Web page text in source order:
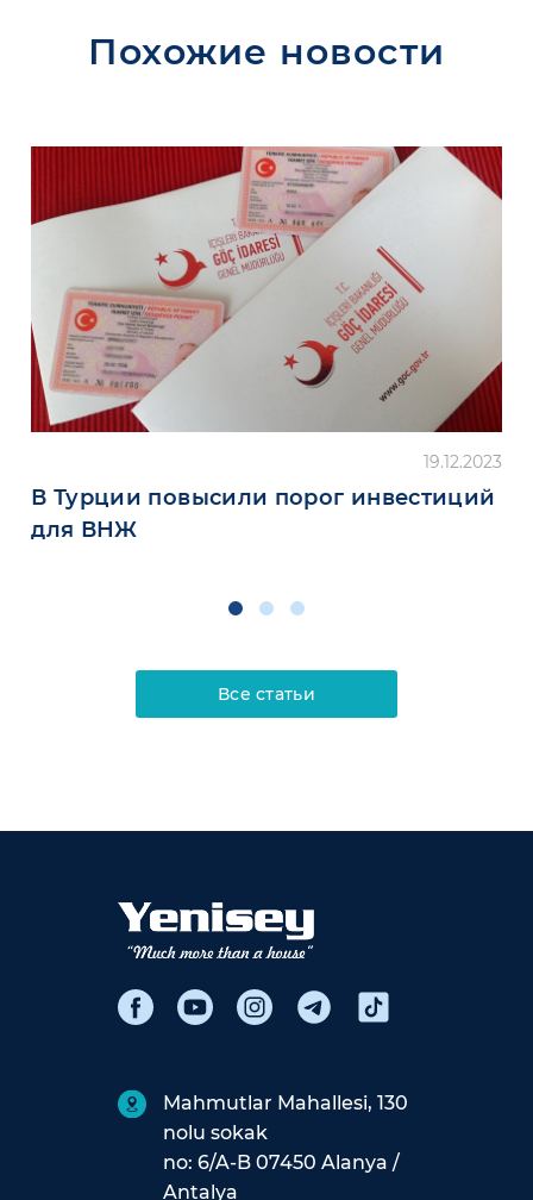
Похожие новости
19.12.2023
В Турции повысили порог инвестиций
для ВНЖ
Все статьи
Mahmutlar Mahallesi, 130
nolu sokak
no: 6/A-B 07450 Alanya /
Antalya